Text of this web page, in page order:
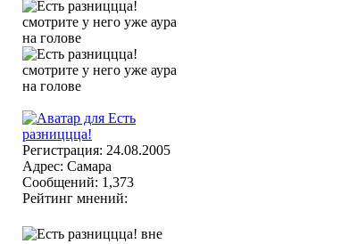
Регистрация: 24.08.2005
Адрес: Самара
Сообщений: 1,373
Рейтинг мнений: